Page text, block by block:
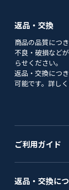
返品・交換
商品の品質につ
不良・破損など
らせください。
返品・交換につ
可能です。詳し
ご利用ガイド
返品・交換に